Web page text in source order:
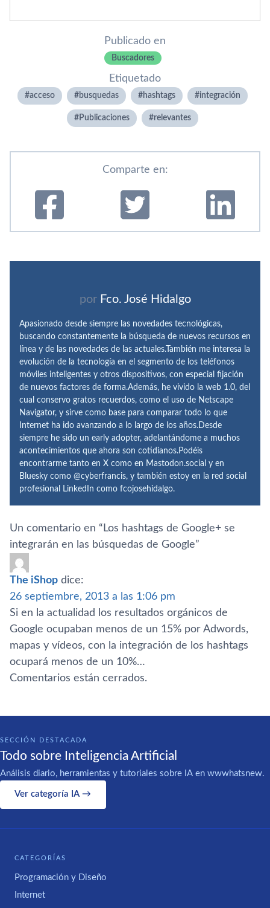
Publicado en
Buscadores
Etiquetado
acceso busquedas hashtags integración
Publicaciones relevantes
Comparte en:
por Fco. José Hidalgo
Apasionado desde siempre las novedades tecnológicas,
buscando constantemente la búsqueda de nuevos recursos en
línea y de las novedades de las actuales.También me interesa la
evolución de la tecnología en el segmento de los teléfonos
móviles inteligentes y otros dispositivos, con especial fijación
de nuevos factores de forma.Además, he vivido la web 1.0, del
cual conservo gratos recuerdos, como el uso de Netscape
Navigator, y sirve como base para comparar todo lo que
Internet ha ido avanzando a lo largo de los años.Desde
siempre he sido un early adopter, adelantándome a muchos
acontecimientos que ahora son cotidianos.Podéis
encontrarme tanto en X como en Mastodon.social y en
Bluesky como @cyberfrancis, y también estoy en la red social
profesional LinkedIn como fcojosehidalgo.
Un comentario en “ Los hashtags de Google+ se
integrarán en las búsquedas de Google”
The iShop dice:
26 septiembre, 2013 a las 1:06 pm
Si en la actualidad los resultados orgánicos de
Google ocupaban menos de un 15% por Adwords,
mapas y ví­deos, con la integración de los hashtags
ocupará menos de un 10%…
Comentarios están cerrados.
SECCIÓN DESTACADA
Todo sobre Inteligencia Artificial
Análisis diario, herramientas y tutoriales sobre IA en wwwhatsnew.
Ver categoría IA →
CATEGORÍAS
Programación y Diseño
Internet